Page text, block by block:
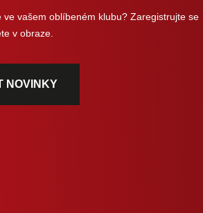
ve vašem oblíbeném klubu? Zaregistrujte se
v obraze.
NOVINKY